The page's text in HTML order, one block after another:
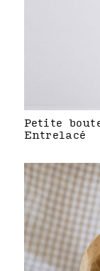
Petite
Entrelacé